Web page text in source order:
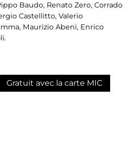
Baudo, Renato Zero, Corrado
Castellitto, Valerio
Maurizio Abeni, Enrico
Gratuit avec la carte MIC